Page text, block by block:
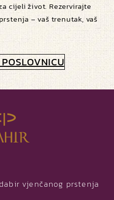
cijeli život. Rezervirajte
– vaš trenutak, vaš
vjenčanog prstenja